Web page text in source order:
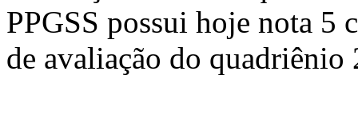
PPGSS possui hoje nota 5
de avaliação do quadriênio